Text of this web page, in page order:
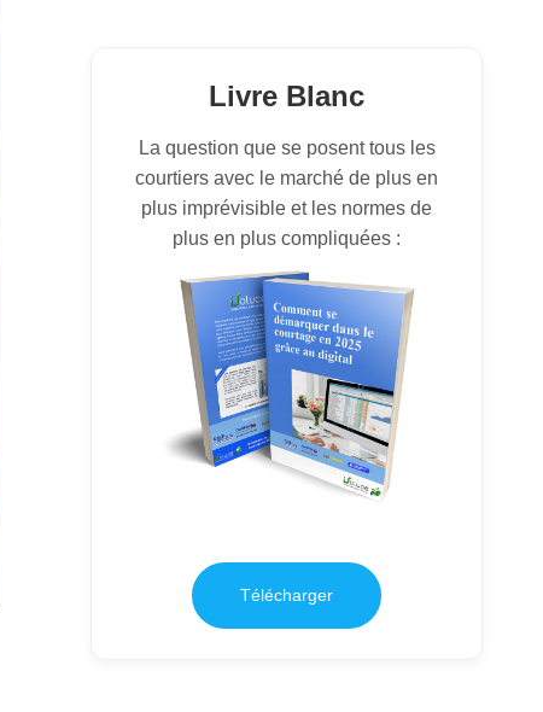
Livre Blanc
La question que se posent tous les
courtiers avec le marché de plus en
plus imprévisible et les normes de
plus en plus compliquées :
Télécharger